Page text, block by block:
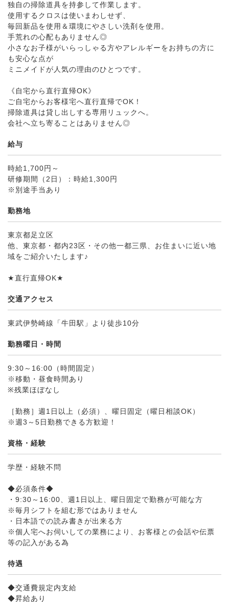
独自の掃除道具を持参して作業します。
使用するクロスは使いまわしせず、
毎回新品を使用＆環境にやさしい洗剤を使用。
手荒れの心配もありません◎
小さなお子様がいらっしゃる方やアレルギーをお持ちの方に
も安心な点が
ミニメイドが人気の理由のひとつです。
《自宅から直行直帰OK》
ご自宅からお客様宅へ直行直帰でOK！
掃除道具は貸し出しする専用リュックへ。
会社へ立ち寄ることはありません◎
給与
時給1,700円～
研修期間（2日）：時給1,300円
※別途手当あり
勤務地
東京都足立区
他、東京都・都内23区・その他一都三県、お住まいに近い地
域をご紹介いたします♪
★直行直帰OK★
交通アクセス
東武伊勢崎線「牛田駅」より徒歩10分
勤務曜日・時間
9:30～16:00（時間固定）
※移動・昼食時間あり
※残業ほぼなし
［勤務］週1日以上（必須）、曜日固定（曜日相談OK）
※週3～5日勤務できる方歓迎！
資格・経験
学歴・経験不問
◆必須条件◆
・9:30～16:00、週1日以上、曜日固定で勤務が可能な方
※毎月シフトを組む形ではありません
・日本語での読み書きが出来る方
※個人宅へお伺いしての業務により、お客様との会話や伝票
等の記入がある為
待遇
◆交通費規定内支給
◆昇給あり